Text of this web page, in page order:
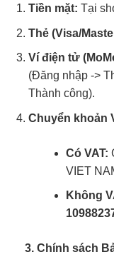
Tiền mặt: Tại
Thẻ (Visa/
Ví điện tử
(Đăng nhập ->
Thành công).
Chuyển khoản
Có VAT:
VIET
Không
3. Chính sách